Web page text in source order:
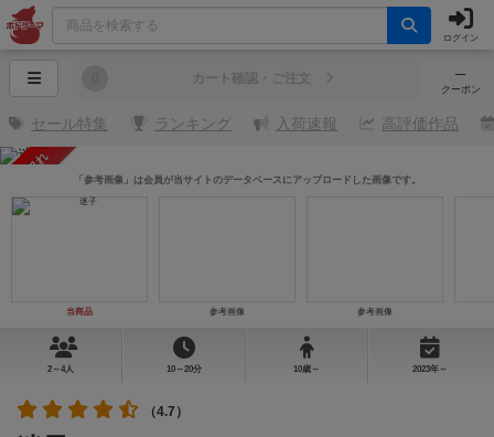
ログイン
─
クーポン
カート確認・ご注文
セール特集 ランキング 入荷速報 高評価作品
売り切れ
当商品 参考画像 参考画像
「参考画像」は会員が当サイトのデータベースにアップロードした画像です。
2～4人 10～20分 10歳～ 2023年～
（4.7）